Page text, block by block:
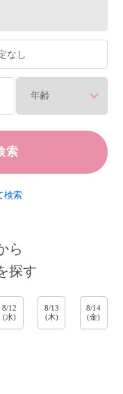
索
検索
ら
探す
8/12
(水)
8/13
(木)
8/14
(金)